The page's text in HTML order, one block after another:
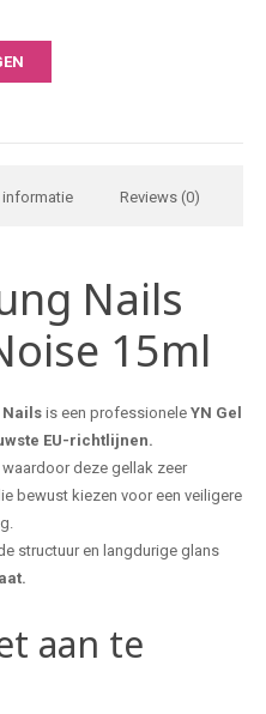
intensief gebruik in
informatie Reviews (0)
Nails
15ml
Nailsis een professionele YN Gel
EU-richtlijnen.
waardoor deze gellak zeer
bewust kiezen voor een veiligere
structuur en langdurige glans
aan te